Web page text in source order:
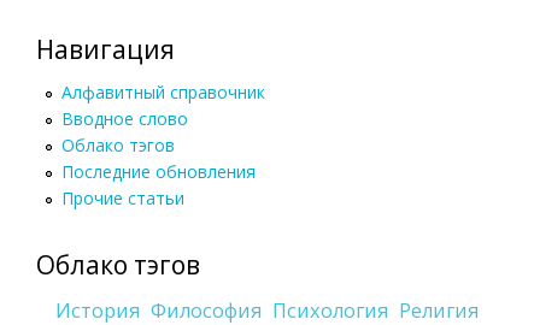
Навигация
Алфавитный справочник
Вводное слово
Облако тэгов
Последние обновления
Прочие статьи
Облако тэгов
История Философия Психология Религия